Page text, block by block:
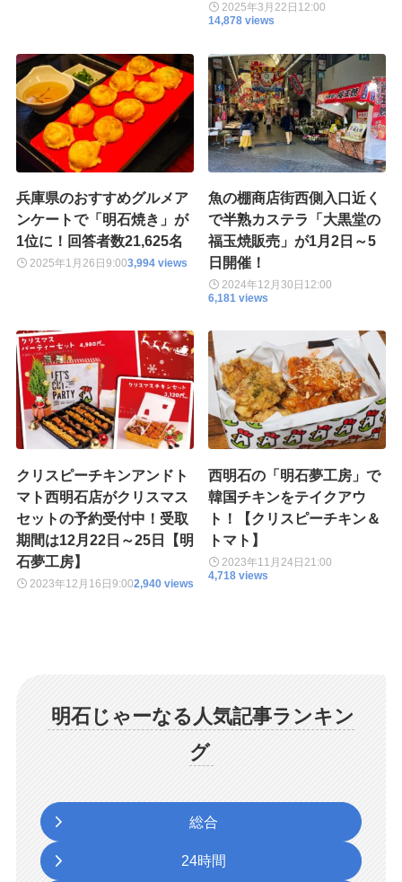
2025年3月22日 12:00
14,878 views
兵庫県のおすすめグルメア
ンケートで「明石焼き」が
1位に！回答者数21,625名
2025年1月26日 9:003,994 views
魚の棚商店街西側入口近く
で半熟カステラ「大黒堂の
福玉焼販売」が1月2日～5
日開催！
2024年12月30日 12:00
6,181 views
クリスピーチキンアンドト
マト西明石店がクリスマス
セットの予約受付中！受取
期間は12月22日～25日【明
石夢工房】
2023年12月16日 9:002,940 views
西明石の「明石夢工房」で
韓国チキンをテイクアウ
ト！【クリスピーチキン＆
トマト】
2023年11月24日21:00
4,718 views
明石じゃーなる人気記事ランキン
グ
総合
24時間